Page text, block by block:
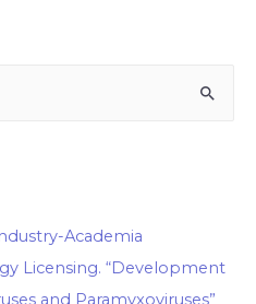
Academia
Licensing. “Development
and Paramyxoviruses”